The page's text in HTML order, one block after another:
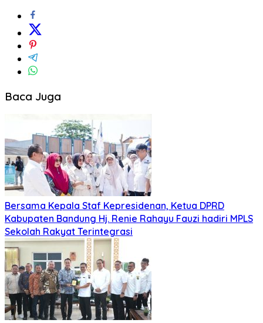
Baca Juga
Bersama Kepala Staf Kepresidenan, Ketua DPRD
Kabupaten Bandung Hj. Renie Rahayu Fauzi hadiri MPLS
Sekolah Rakyat Terintegrasi